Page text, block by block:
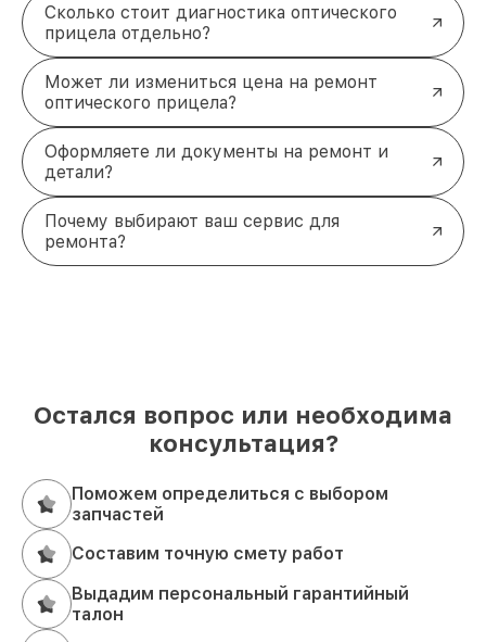
Сколько стоит диагностика оптического
прицела отдельно?
Может ли измениться цена на ремонт
оптического прицела?
Оформляете ли документы на ремонт и
детали?
Почему выбирают ваш сервис для
ремонта?
Остался вопрос или необходима
консультация?
Поможем определиться с выбором
запчастей
Составим точную смету работ
Выдадим персональный гарантийный
талон